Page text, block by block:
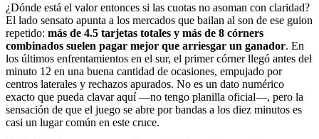
¿Dónde está el valor entonces si las cuotas no asoman con claridad?
El lado sensato apunta a los mercados que bailan al son de ese guion
repetido: más de 4.5 tarjetas totales y más de 8 córners
combinados suelen pagar mejor que arriesgar un ganador. En
los últimos enfrentamientos en el sur, el primer córner llegó antes del
minuto 12 en una buena cantidad de ocasiones, empujado por
centros laterales y rechazos apurados. No es un dato numérico
exacto que pueda clavar aquí —no tengo planilla oficial—, pero la
sensación de que el juego se abre por bandas a los diez minutos es
casi un lugar común en este cruce.